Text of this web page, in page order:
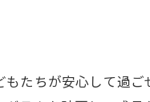
たちが安心して過